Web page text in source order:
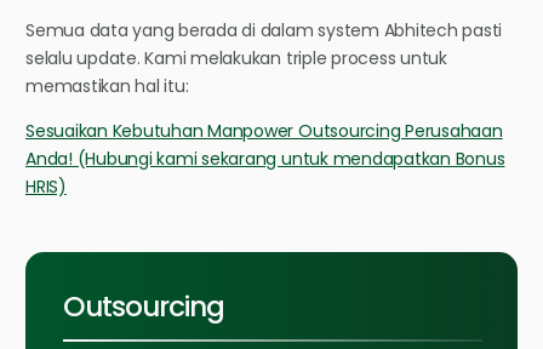
Semua data yang berada di dalam system Abhitech pasti
selalu update. Kami melakukan triple process untuk
memastikan hal itu:
Sesuaikan Kebutuhan Manpower Outsourcing Perusahaan
Anda! (Hubungi kami sekarang untuk mendapatkan Bonus
HRIS)
Outsourcing